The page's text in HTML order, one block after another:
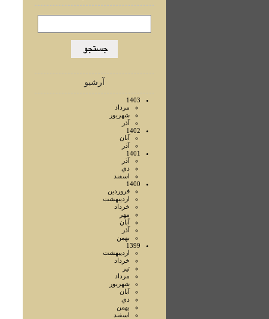
آرشیو
1403
مرداد
شهريور
آذر
1402
آبان
آذر
1401
آذر
دي
اسفند
1400
فروردين
ارديبهشت
خرداد
مهر
آبان
آذر
بهمن
1399
ارديبهشت
خرداد
تير
مرداد
شهريور
آبان
دي
بهمن
اسفند